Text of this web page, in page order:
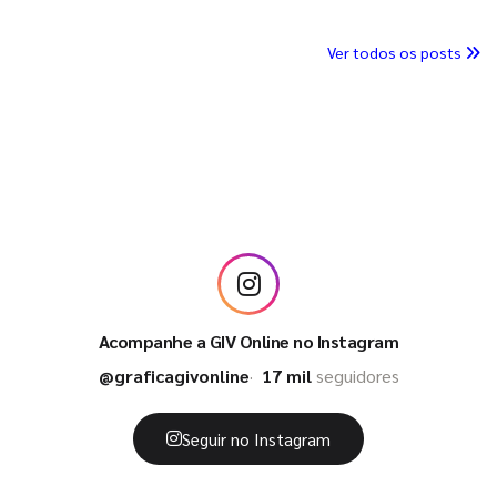
Ver todos os posts
Acompanhe a GIV Online no Instagram
@graficagivonline
17 milseguidores
Seguir no Instagram